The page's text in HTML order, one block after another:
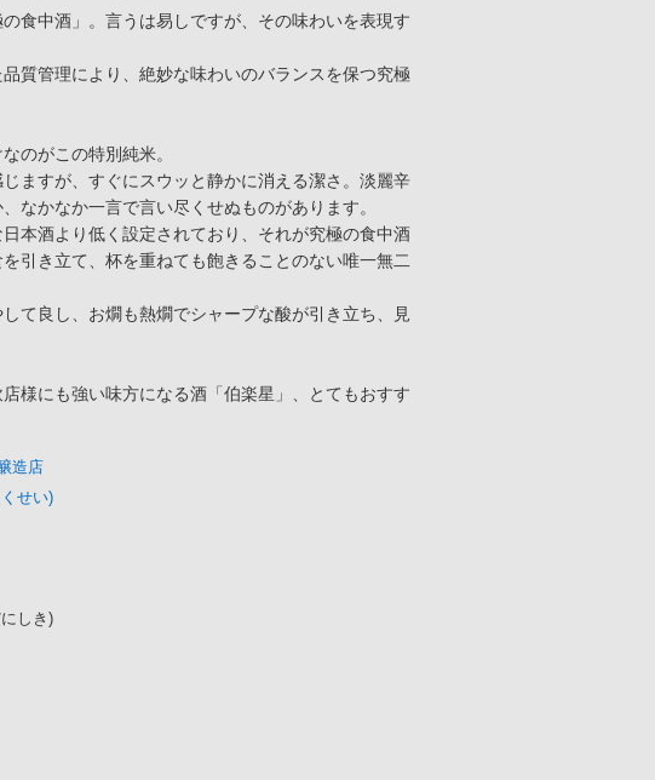
食中酒」。言うは易しですが、その味わいを表現す
質管理により、絶妙な味わいのバランスを保つ究極
のがこの特別純米。
ますが、すぐにスウッと静かに消える潔さ。淡麗辛
なかなか一言で言い尽くせぬものがあります。
本酒より低く設定されており、それが究極の食中酒
引き立て、杯を重ねても飽きることのない唯一無二
て良し、お燗も熱燗でシャープな酸が引き立ち、見
様にも強い味方になる酒「伯楽星」、とてもおすす
造店
せい)
しき)